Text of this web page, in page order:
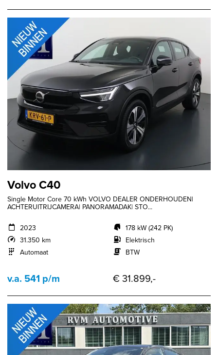
Volvo C40
Single Motor Core 70 kWh VOLVO DEALER ONDERHOUDEN|
ACHTERUITRIJCAMERA| PANORAMADAK| STO...
2023
31.350 km
Automaat
178 kW (242 PK)
Elektrisch
BTW
v.a. 541 p/m € 31.899,-